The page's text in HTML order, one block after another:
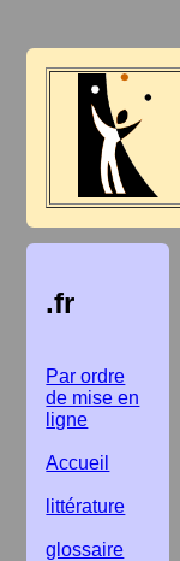
.fr
Par ordre
de mise en
ligne
Accueil
littérature
glossaire